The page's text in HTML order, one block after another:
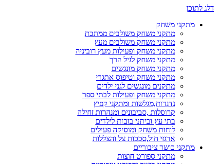
דלג לתוכן
מתקני משחק
מתקני משחק משולבים ממתכת
מתקני משחק משולבים מעץ
מתקני משחק ופעילות מעץ רוביניה
מתקני משחק לגיל הרך
מתקני משחק מונגשים
מתקני משחק וטיפוס אתגרי
מתקנים מונגשים לגני ילדים
מתקני משחק ופעילות לבתי ספר
נדנדות,מגלשות ומתקני קפיץ
קרוסלות ,סביבונים ומנהרות זחילה
בתי עץ וביתני בובות לילדים
לוחות משחק ומוסיקה פעילים
ארגזי חול,סככות צל והצללות
מתקני כושר ציבוריים
מתקני ספורט חוצות